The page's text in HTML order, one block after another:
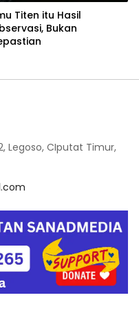
Titen itu Hasil
Bukan
Legoso, CIputat Timur,